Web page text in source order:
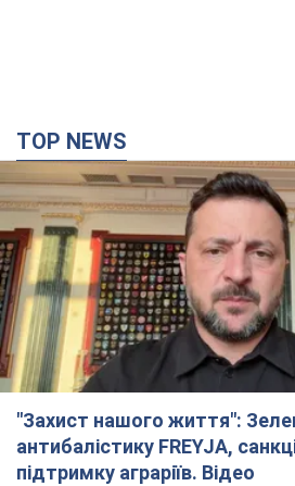
TOP NEWS
"Захист нашого життя":
антибалістику FREYJA,
підтримку аграріїв. Відео